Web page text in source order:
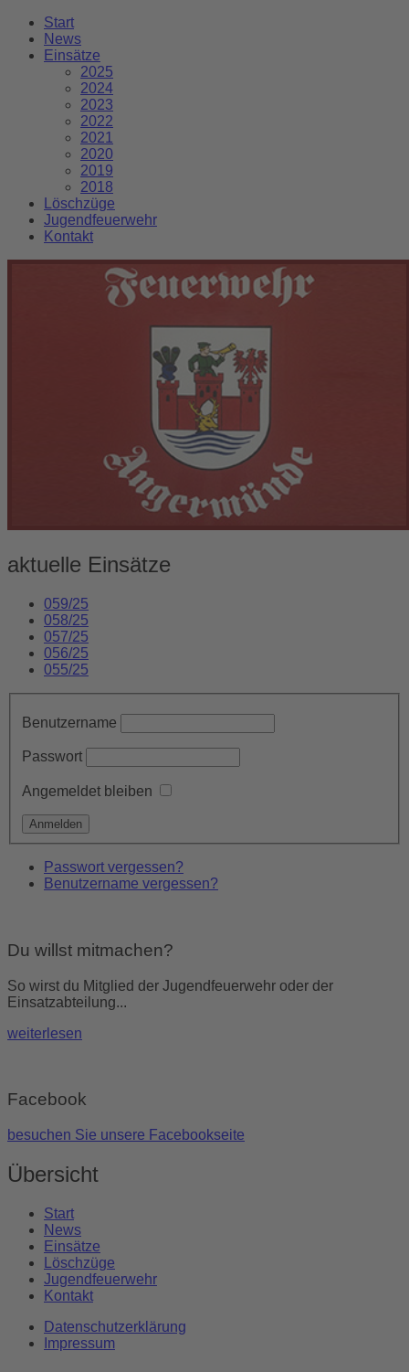
Start
News
Einsätze
2025
2024
2023
2022
2021
2020
2019
2018
Löschzüge
Jugendfeuerwehr
Kontakt
aktuelle Einsätze
059/25
058/25
057/25
056/25
055/25
Benutzername
Passwort
Angemeldet bleiben
Passwort vergessen?
Benutzername vergessen?
Du willst mitmachen?
So wirst du Mitglied der Jugendfeuerwehr oder der
Einsatzabteilung...
weiterlesen
Facebook
besuchen Sie unsere Facebookseite
Übersicht
Start
News
Einsätze
Löschzüge
Jugendfeuerwehr
Kontakt
Datenschutzerklärung
Impressum